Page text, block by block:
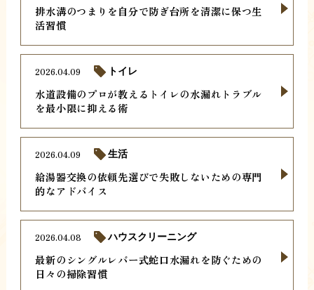
排水溝のつまりを自分で防ぎ台所を清潔に保つ生
活習慣
水道設備のプロが教えるトイレの水漏れトラブル
を最小限に抑える術
2026.04.09 トイレ
給湯器交換の依頼先選びで失敗しないための専門
的なアドバイス
2026.04.09 生活
最新のシングルレバー式蛇口水漏れを防ぐための
日々の掃除習慣
2026.04.08 ハウスクリーニング